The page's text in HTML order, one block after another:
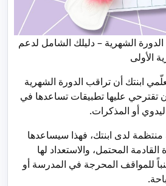
الدورة الشهرية – دليلك الشامل لدعم
الأولى
ابنتك أن تراقب الدورة الشهرية
تقترحي عليها تطبيقات تساعدها في
أو المذكرات.
منتظمة لدى ابنتك، فهذا سيساعدها
المحتمل، والاستعداد لها
للمواقف المحرجة في المدرسة أو